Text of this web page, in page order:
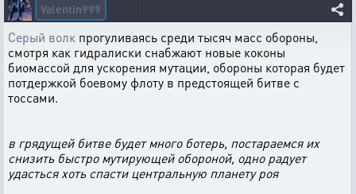
Valentin999
Серый волк прогуливаясь среди тысяч масс обороны,
смотря как гидралиски снабжают новые коконы
биомассой для ускорения мутации, обороны которая будет
потдержкой боевому флоту в предстоящей битве с
тоссами.
в грядущей битве будет много ботерь, постараемся их
снизить быстро мутирующей обороной, одно радует
удасться хоть спасти центральную планету роя